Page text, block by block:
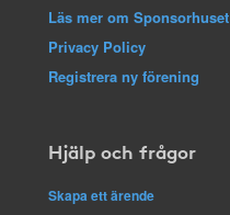
Läs mer om Sponsorhuset
Privacy Policy
Registrera ny förening
Hjälp och frågor
Skapa ett ärende